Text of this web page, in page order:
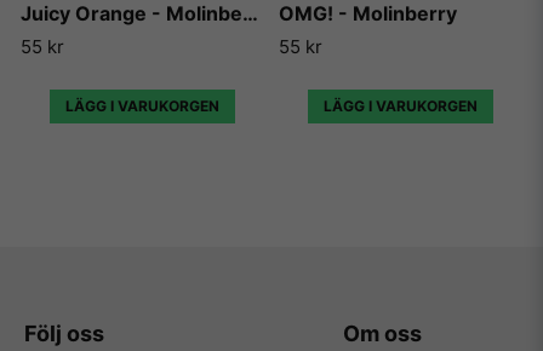
Juicy Orange - Molinberry
55 kr
LÄGG I VARUKORGEN
OMG! - Molinberry
55 kr
LÄGG I VARUKORGEN
Följ oss Om oss